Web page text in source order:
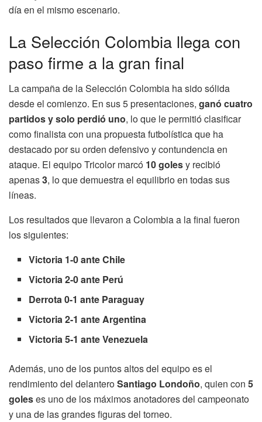
día en el mismo escenario.
La Selección Colombia llega con
paso firme a la gran final
La campaña de la Selección Colombia ha sido sólida
desde el comienzo. En sus 5 presentaciones, ganó cuatro
partidos y solo perdió uno, lo que le permitió clasificar
como finalista con una propuesta futbolística que ha
destacado por su orden defensivo y contundencia en
ataque. El equipo Tricolor marcó 10 golesy recibió
apenas3, lo que demuestra el equilibrio en todas sus
líneas.
Los resultados que llevaron a Colombia a la final fueron
los siguientes:
Victoria 1-0 ante Chile
Victoria 2-0 ante Perú
Derrota 0-1 ante Paraguay
Victoria 2-1 ante Argentina
Victoria 5-1 ante Venezuela
Además, uno de los puntos altos del equipo es el
rendimiento del delanteroSantiago Londoño, quien con 5
goleses uno de los máximos anotadores del campeonato
y una de las grandes figuras del torneo.